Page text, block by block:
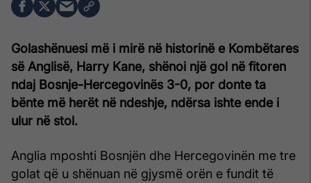
Golashënuesi më i mirë në historinë e Kombëtares
së Anglisë, Harry Kane, shënoi një gol në fitoren
ndaj Bosnje-Hercegovinës 3-0, por donte ta
bënte më herët në ndeshje, ndërsa ishte ende i
ulur në stol.
Anglia mposhti Bosnjën dhe Hercegovinën me tre
golat që u shënuan në gjysmë orën e fundit të